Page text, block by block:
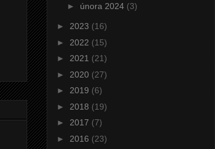
► února 2024 (3)
► 2023 (16)
► 2022 (15)
► 2021 (21)
► 2020 (27)
► 2019 (6)
► 2018 (19)
► 2017 (7)
► 2016 (23)